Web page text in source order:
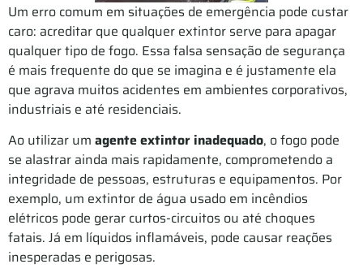
Um erro comum em situações de emergência pode custar
caro: acreditar que qualquer extintor serve para apagar
qualquer tipo de fogo. Essa falsa sensação de segurança
é mais frequente do que se imagina e é justamente ela
que agrava muitos acidentes em ambientes corporativos,
industriais e até residenciais.
Ao utilizar um agente extintor inadequado, o fogo pode
se alastrar ainda mais rapidamente, comprometendo a
integridade de pessoas, estruturas e equipamentos. Por
exemplo, um extintor de água usado em incêndios
elétricos pode gerar curtos-circuitos ou até choques
fatais. Já em líquidos inflamáveis, pode causar reações
inesperadas e perigosas.